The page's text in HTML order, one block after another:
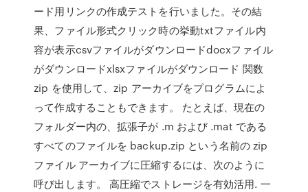
ード用リンクの作成テストを行いました。その結
果、ファイル形式クリック時の挙動txtファイル内
容が表示csvファイルがダウンロードdocxファイル
がダウンロードxlsxファイルがダウンロード 関数
zip を使用して、zip アーカイブをプログラムによ
って作成することもできます。 たとえば、現在の
フォルダー内の、拡張子が .m および .mat である
すべてのファイルを backup.zip という名前の zip
ファイル アーカイブに圧縮するには、次のように
呼び出します。 高圧縮でストレージを有効活用. 一